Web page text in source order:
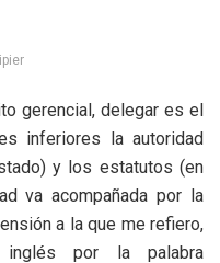
gerencial, delegar es el
inferiores la autoridad
y los estatutos (en
va acompañada por la
a la que me refiero,
por la palabra